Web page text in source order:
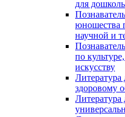
для
юношества
научной и
по
искусству
здоровому
Литература